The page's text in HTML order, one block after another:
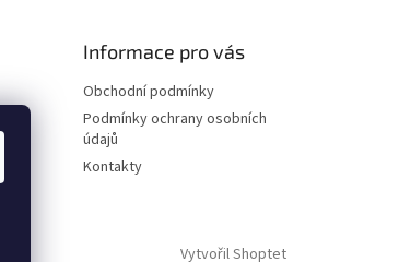
Informace pro vás
Obchodní podmínky
Podmínky ochrany osobních
údajů
Kontakty
Vytvořil Shoptet